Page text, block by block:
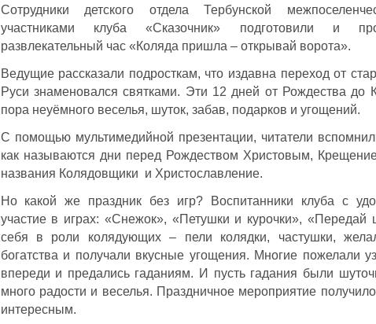
Сотрудники детского отдела Тербунской
участниками клуба «Сказочник» подготовили и
развлекательный час «Коляда пришла – открывай ворота».
Ведущие рассказали подросткам, что издавна переход от
Руси знаменовался святками. Эти 12 дней от Рождества до
пора неуёмного веселья, шуток, забав, подарков и угощений.
С помощью мультимедийной презентации, читатели
как называются дни перед Рождеством Христовым,
названия Колядовщики и Христославление.
Но какой же праздник без игр? Воспитанники клуба с
участие в играх: «Снежок», «Петушки и курочки», «Передай
себя в роли колядующих – пели колядки, частушки,
богатства и получали вкусные угощения. Многие пожелали
впереди и предались гаданиям. И пусть гадания были
много радости и веселья. Праздничное мероприятие
интересным.